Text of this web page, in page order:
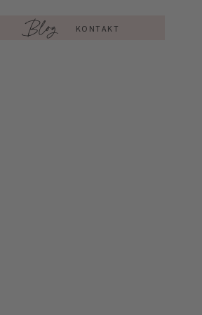
Blog KONTAKT